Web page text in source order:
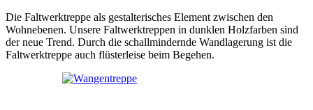
Die Faltwerktreppe als gestalterisches Element zwischen den
Wohnebenen. Unsere Faltwerktreppen in dunklen Holzfarben sind
der neue Trend. Durch die schallmindernde Wandlagerung ist die
Faltwerktreppe auch flüsterleise beim Begehen.